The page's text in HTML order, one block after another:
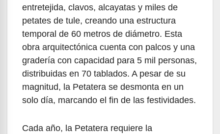
entretejida, clavos, alcayatas y miles de
petates de tule, creando una estructura
temporal de 60 metros de diámetro. Esta
obra arquitectónica cuenta con palcos y una
gradería con capacidad para 5 mil personas,
distribuidas en 70 tablados. A pesar de su
magnitud, la Petatera se desmonta en un
solo día, marcando el fin de las festividades.
Cada año, la Petatera requiere la